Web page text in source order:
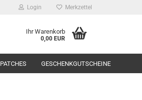
Login Merkzettel
Ihr Warenkorb
0,00 EUR
PATCHES GESCHENKGUTSCHEINE